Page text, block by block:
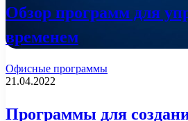
Обзор программ для
временем
Офисные программы
21.04.2022
Программы для